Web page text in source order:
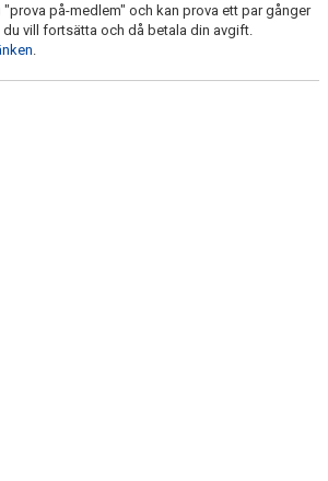
på-medlem" och kan prova ett par gånger
vill fortsätta och då betala din avgift.
.